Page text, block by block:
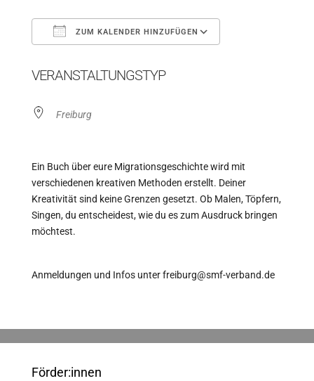
ZUM KALENDER HINZUFÜGEN
VERANSTALTUNGSTYP
Freiburg
Ein Buch über eure Migrationsgeschichte wird mit
verschiedenen kreativen Methoden erstellt. Deiner
Kreativität sind keine Grenzen gesetzt. Ob Malen, Töpfern,
Singen, du entscheidest, wie du es zum Ausdruck bringen
möchtest.
Anmeldungen und Infos unter freiburg@smf-verband.de
Förder:innen